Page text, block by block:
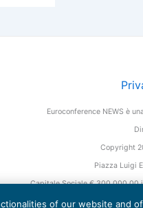
Euroconference NEWS è
Copyright
Piazza Luigi
Capitale Sociale € 300.000,00
of our website and